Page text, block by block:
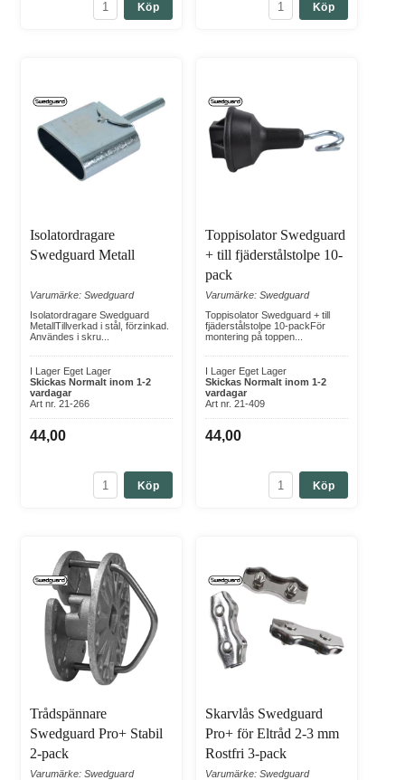
Köp Köp
Isolatordragare
Swedguard Metall
Varumärke: Swedguard
Isolatordragare Swedguard
MetallTillverkad i stål, förzinkad.
Användes i skru...
I Lager Eget Lager
Skickas Normalt inom 1-2
vardagar
Art nr. 21-266
44,00
Köp
Toppisolator Swedguard
+ till fjäderstålstolpe 10-
pack
Varumärke: Swedguard
Toppisolator Swedguard + till
fjäderstålstolpe 10-packFör
montering på toppen...
I Lager Eget Lager
Skickas Normalt inom 1-2
vardagar
Art nr. 21-409
44,00
Köp
Trådspännare
Swedguard Pro+ Stabil
2-pack
Varumärke: Swedguard
Skarvlås Swedguard
Pro+ för Eltråd 2-3 mm
Rostfri 3-pack
Varumärke: Swedguard